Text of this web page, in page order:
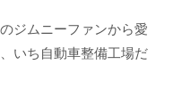
ジムニーファンから愛
いち自動車整備工場だ